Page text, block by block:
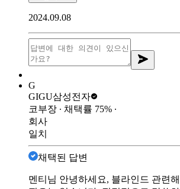
2024.09.08
G
GIGU삼성전자
코부장 ∙ 채택률 75% ∙
회사
일치
채택된 답변
멘티님 안녕하세요, 블라인드 관련